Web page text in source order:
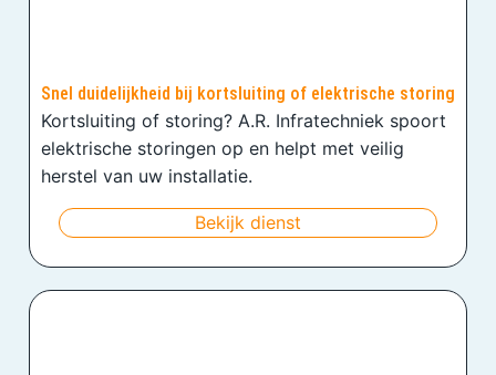
Snel duidelijkheid bij kortsluiting of elektrische storing
Kortsluiting of storing? A.R. Infratechniek spoort
elektrische storingen op en helpt met veilig
herstel van uw installatie.
Bekijk dienst